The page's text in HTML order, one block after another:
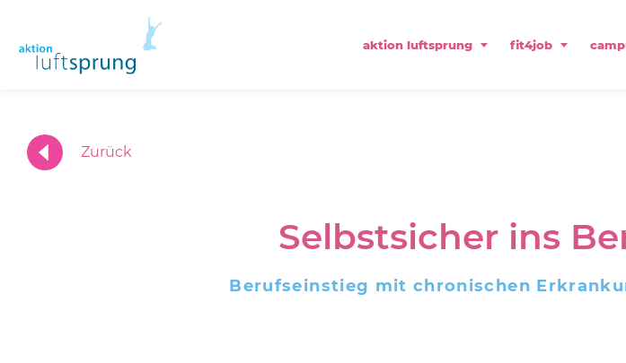
aktion luftsprung fit4job
Zurück
Selbstsicher ins
Berufseinstieg mit chronischen